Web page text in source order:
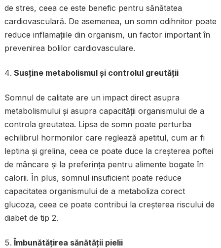
de stres, ceea ce este benefic pentru sănătatea
cardiovasculară. De asemenea, un somn odihnitor poate
reduce inflamațiile din organism, un factor important în
prevenirea bolilor cardiovasculare.
Susține metabolismul și controlul greutății
Somnul de calitate are un impact direct asupra
metabolismului și asupra capacității organismului de a
controla greutatea. Lipsa de somn poate perturba
echilibrul hormonilor care reglează apetitul, cum ar fi
leptina și grelina, ceea ce poate duce la creșterea poftei
de mâncare și la preferința pentru alimente bogate în
calorii. În plus, somnul insuficient poate reduce
capacitatea organismului de a metaboliza corect
glucoza, ceea ce poate contribui la creșterea riscului de
diabet de tip 2.
Îmbunătățirea sănătății pielii